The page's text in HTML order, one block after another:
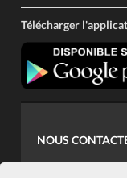
Télécharger
NOUS